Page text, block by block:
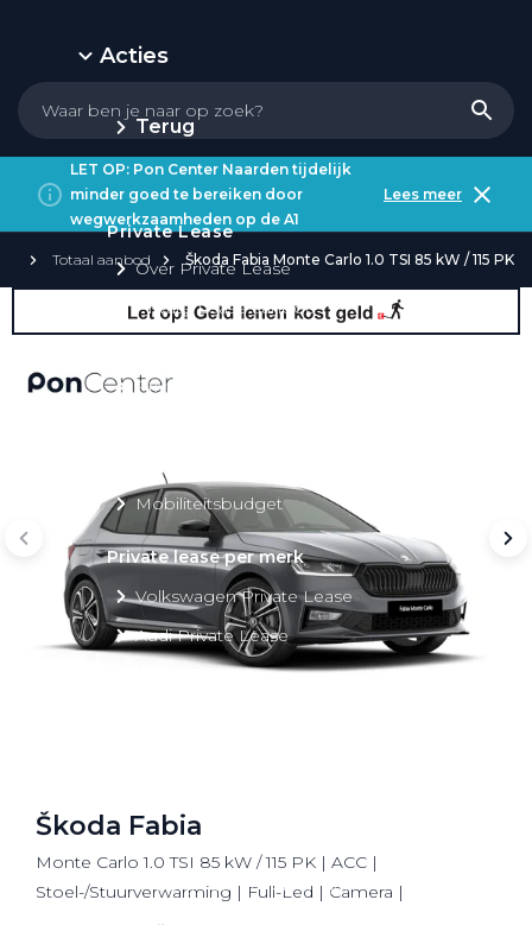
Acties
Terug
Private Lease
Over Private Lease
Private Lease aanbod
Private Lease elektrisch
Mobiliteitsbudget
Private lease per merk
Volkswagen Private Lease
Audi Private Lease
SEAT Private Lease
Bekijk alle aanbiedingen
LET OP: Pon Center Naarden tijdelijk
minder goed te bereiken door
wegwerkzaamheden op de A1
Lees meer
Totaal aanbod Škoda Fabia Monte Carlo 1.0 TSI 85 kW / 115 PK
Škoda Fabia
Monte Carlo 1.0 TSI 85 kW / 115 PK | ACC |
Stoel-/Stuurverwarming | Full-Led | Camera |